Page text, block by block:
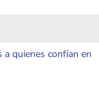
quienes confían en